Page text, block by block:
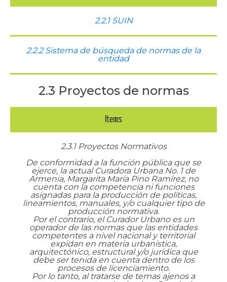
2.2.1 SUIN
2.2.2 Sistema de búsqueda de normas de la
entidad
2.3 Proyectos de normas
Items
2.3.1 Proyectos Normativos
De conformidad a la función pública que se
ejerce, la actual Curadora Urbana No. 1 de
Armenia, Margarita María Pino Ramírez, no
cuenta con la competencia ni funciones
asignadas para la producción de políticas,
lineamientos, manuales, y/o cualquier tipo de
producción normativa.
Por el contrario, el Curador Urbano es un
operador de las normas que las entidades
competentes a nivel nacional y territorial
expidan en materia urbanística,
arquitectónico, estructural y/o jurídica que
debe ser tenida en cuenta dentro de los
procesos de licenciamiento.
Por lo tanto, al tratarse de temas ajenos a